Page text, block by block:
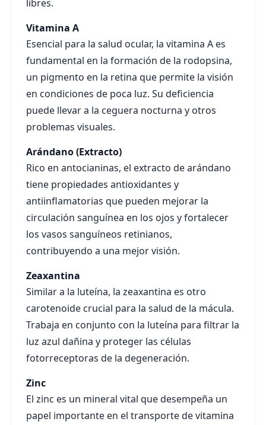
libres.
Vitamina A
Esencial para la salud ocular, la vitamina A es
fundamental en la formación de la rodopsina,
un pigmento en la retina que permite la visión
en condiciones de poca luz. Su deficiencia
puede llevar a la ceguera nocturna y otros
problemas visuales.
Arándano (Extracto)
Rico en antocianinas, el extracto de arándano
tiene propiedades antioxidantes y
antiinflamatorias que pueden mejorar la
circulación sanguínea en los ojos y fortalecer
los vasos sanguíneos retinianos,
contribuyendo a una mejor visión.
Zeaxantina
Similar a la luteína, la zeaxantina es otro
carotenoide crucial para la salud de la mácula.
Trabaja en conjunto con la luteína para filtrar la
luz azul dañina y proteger las células
fotorreceptoras de la degeneración.
Zinc
El zinc es un mineral vital que desempeña un
papel importante en el transporte de vitamina